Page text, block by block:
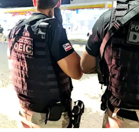
enfrentados pela população durante
As autoridades deverão reunir
ocorrências para esclarecer as
disparos e determinar as
Redação Saiba+